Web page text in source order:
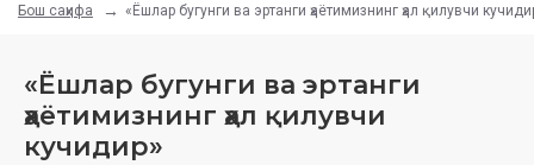
Бош саҳифа «Ёшлар бугунги ва эртанги ҳаётимизнинг ҳал қилувчи
«Ёшлар бугунги ва эртанги
ҳаётимизнинг ҳал қилувчи
кучидир»